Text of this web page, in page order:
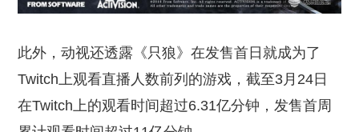
此外，动视还透露《只狼》在发售首日就成为了
Twitch上观看直播人数前列的游戏，截至3月24日
在Twitch上的观看时间超过6.31亿分钟，发售首周